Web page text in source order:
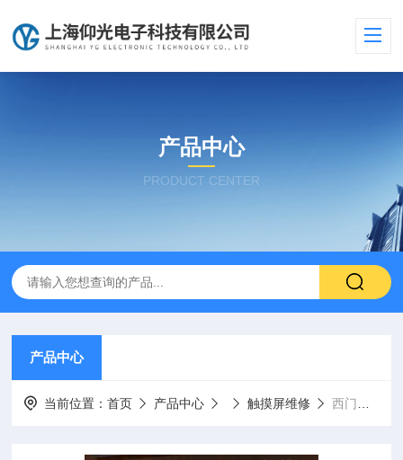
产品中心
PRODUCT CENTER
产品中心
当前位置：首页 产品中心 触摸屏维修 西门子多功能面板MP377-19TOUCH维修